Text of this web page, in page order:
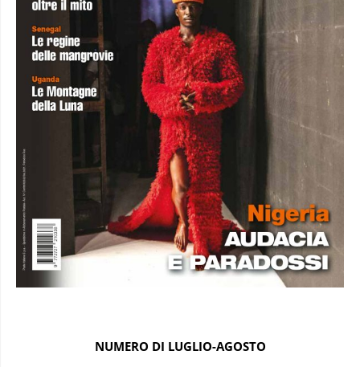
NUMERO DI LUGLIO-AGOSTO